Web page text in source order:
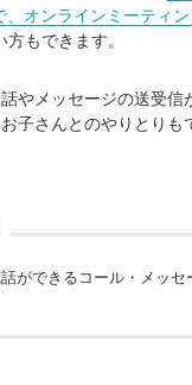
オンラインミーティ
方もできます。
やメッセージの送受信
子さんとのやりとりも
ができるコール・メッセ